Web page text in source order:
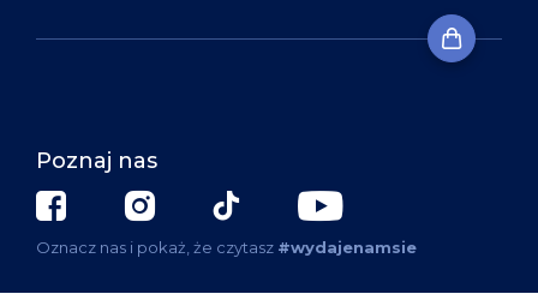
Poznaj nas
Oznacz nas i pokaż, że czytasz #wydajenamsie